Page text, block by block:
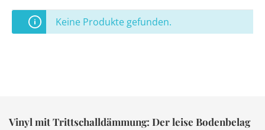
Keine Produkte gefunden.
Vinyl mit Trittschalldämmung: Der leise Bodenbelag